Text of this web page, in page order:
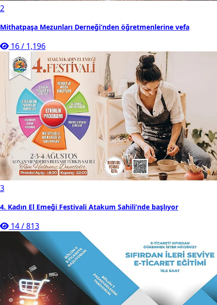
2
Mithatpaşa Mezunları Derneği’nden öğretmenlerine vefa
16/ 1,196
3
4. Kadın El Emeği Festivali Atakum Sahili’nde başlıyor
14/813